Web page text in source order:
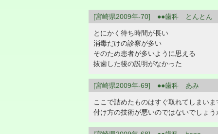
[宮崎県2009年-70] ●●歯科 とんとん
とにかく待ち時間が長い
消毒だけの診察が多い
そのため患者が多いように思える
抜歯した後の説明がなかった
[宮崎県2009年-69] ●●歯科 あみ
ここで詰めたものはすぐ取れてしまいま
付け方の技術が悪いのではないでしょう